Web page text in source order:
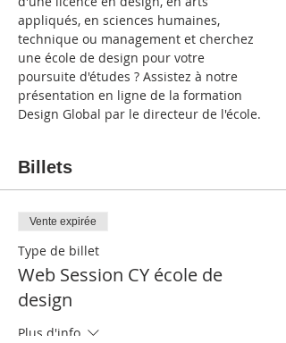
appliqués, en sciences humaines,
technique ou management et cherchez
une école de design pour votre
poursuite d'études ? Assistez à notre
présentation en ligne de la formation
Design Global par le directeur de l'école.
Billets
Vente expirée
Type de billet
Web Session CY école de
design
Plus d'info